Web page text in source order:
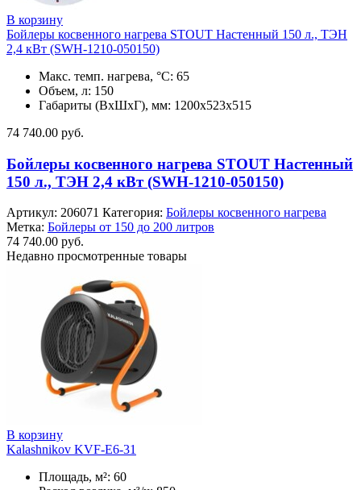
В корзину
Бойлеры косвенного нагрева STOUT Настенный 150 л., ТЭН
2,4 кВт (SWH-1210-050150)
Макс. темп. нагрева, °С: 65
Объем, л: 150
Габариты (ВхШхГ), мм: 1200x523x515
74 740.00 руб.
Бойлеры косвенного нагрева STOUT Настенный
150 л., ТЭН 2,4 кВт (SWH-1210-050150)
Артикул: 206071 Категория: Бойлеры косвенного нагрева
Метка: Бойлеры от 150 до 200 литров
74 740.00 руб.
Недавно просмотренные товары
В корзину
Kalashnikov KVF-E6-31
Площадь, м²: 60